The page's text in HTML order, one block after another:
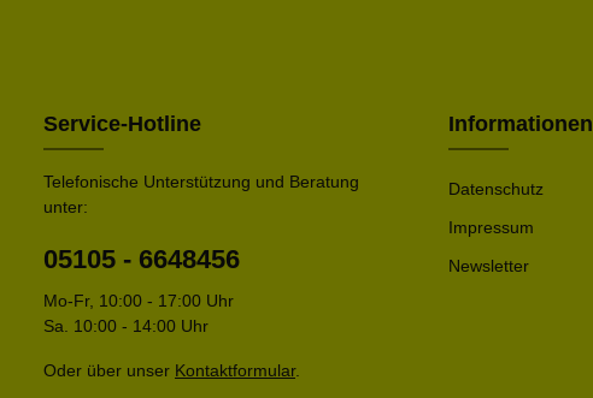
Service-Hotline
Telefonische Unterstützung und Beratung
unter:
05105 - 6648456
Mo-Fr, 10:00 - 17:00 Uhr
Sa. 10:00 - 14:00 Uhr
Oder über unser Kontaktformular.
Informationen
Datenschutz
Impressum
Newsletter